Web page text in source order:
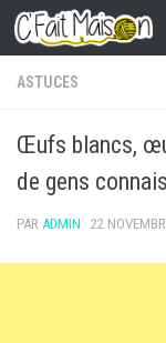
Skip to content
ASTUCES
Œufs blancs,
de gens
PAR ADMIN · 22